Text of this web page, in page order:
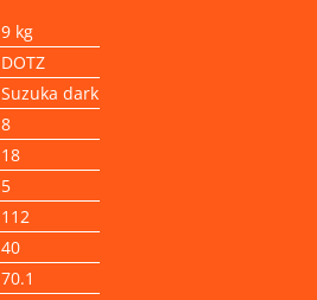
9 kg
DOTZ
Suzuka dark
8
18
5
112
40
70.1